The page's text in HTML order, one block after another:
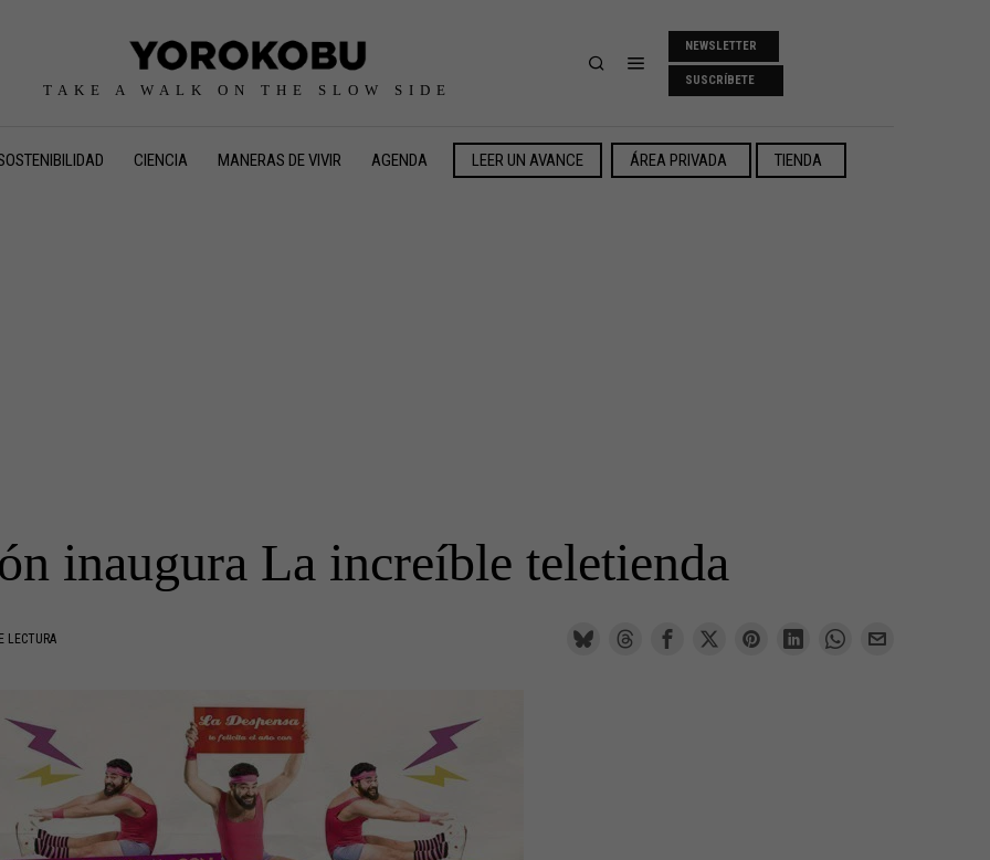
TAKE A WALK ON THE SLOW SIDE
NEWSLETTER
SUSCRÍBETE
CIENCIA MANERAS DE VIVIR AGENDA LEER UN AVANCE ÁREA PRIVADA TIENDA
inaugura La increíble teletienda
LECTURA